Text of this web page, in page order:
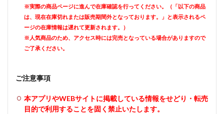
※実際の商品ページに進んで在庫確認を行ってください。（「以下の商品
は、現在在庫切れまたは販売期間外となっております。」と表示されるペ
ージの在庫情報は遅れて更新されます。）
※人気商品のため、アクセス時には完売となっている場合がありますので
ご了承ください。
ご注意事項
本アプリやWEBサイトに掲載している情報をせどり・転売
目的で利用することを固く禁止いたします。